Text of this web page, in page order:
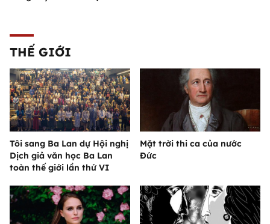
THẾ GIỚI
Tôi sang Ba Lan dự Hội nghị
Dịch giả văn học Ba Lan
toàn thế giới lần thứ VI
Mặt trời thi ca của nước
Đức